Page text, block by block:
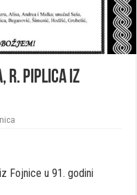
r. Piplica iz
Fojnice u 91. godini